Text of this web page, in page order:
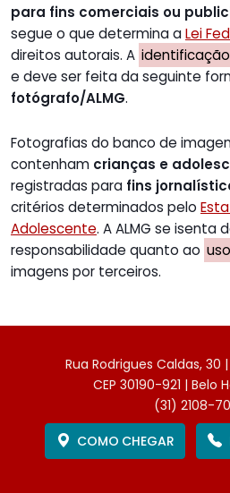
para fins comerciais ou
segue o que determina aLei
direitos autorais. A
e deve ser feita da seguinte
fotógrafo/ALMG.
Fotografias do banco de
contenham crianças e
registradas para fins
critérios determinados pelo
Adolescente. A ALMG se isenta
responsabilidade quanto ao
imagens por terceiros.
Rua Rodrigues Caldas, 30
CEP 30190-921 | Belo
(31) 2108-
COMO CHEGAR